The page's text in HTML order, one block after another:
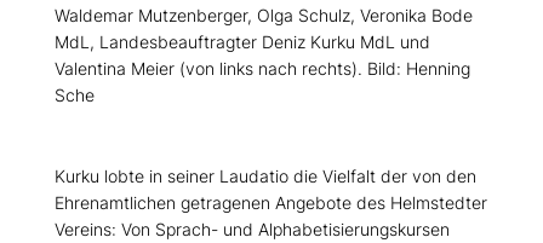
Waldemar Mutzenberger, Olga Schulz, Veronika Bode
MdL, Landesbeauftragter Deniz Kurku MdL und
Valentina Meier (von links nach rechts). Bild: Henning
Sche
Kurku lobte in seiner Laudatio die Vielfalt der von den
Ehrenamtlichen getragenen Angebote des Helmstedter
Vereins: Von Sprach- und Alphabetisierungskursen